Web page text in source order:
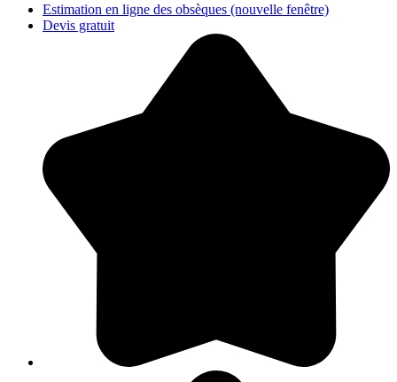
Estimation en ligne des obsèques (nouvelle fenêtre)
Devis gratuit